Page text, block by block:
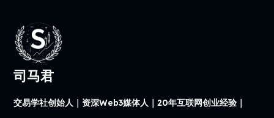
司马君
交易学社创始人｜资深Web3媒体人｜20年互联网创业经验｜